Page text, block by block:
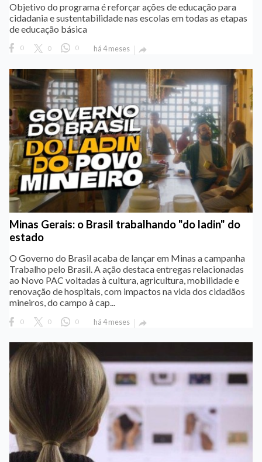
Objetivo do programa é reforçar ações de educação para
cidadania e sustentabilidade nas escolas em todas as etapas
de educação básica
0 0 0 há 4 meses 
Minas Gerais: o Brasil trabalhando "do ladin" do
estado
O Governo do Brasil acaba de lançar em Minas a campanha
Trabalho pelo Brasil. A ação destaca entregas relacionadas
ao Novo PAC voltadas à cultura, agricultura, mobilidade e
renovação de hospitais, com impactos na vida dos cidadãos
mineiros, do campo à cap...
0 0 0 há 4 meses 